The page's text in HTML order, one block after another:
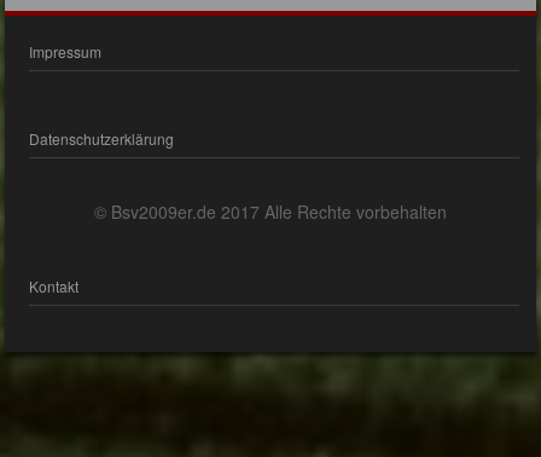
Impressum
Datenschutzerklärung
© Bsv2009er.de 2017 Alle Rechte vorbehalten
Kontakt